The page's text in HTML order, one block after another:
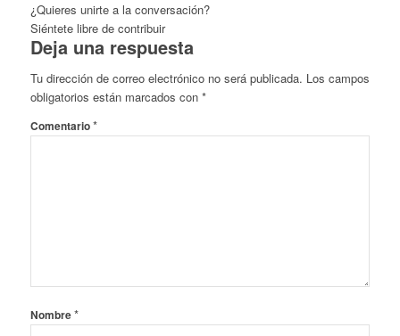
¿Quieres unirte a la conversación?
Siéntete libre de contribuir
Deja una respuesta
Tu dirección de correo electrónico no será publicada. Los campos
obligatorios están marcados con *
Comentario*
Nombre*